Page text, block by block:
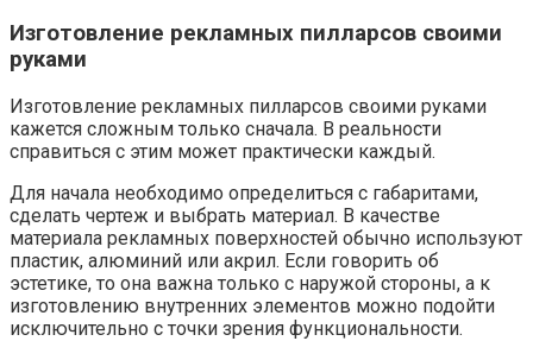
Изготовление рекламных пилларсов своими
руками
Изготовление рекламных пилларсов своими руками
кажется сложным только сначала. В реальности
справиться с этим может практически каждый.
Для начала необходимо определиться с габаритами,
сделать чертеж и выбрать материал. В качестве
материала рекламных поверхностей обычно используют
пластик, алюминий или акрил. Если говорить об
эстетике, то она важна только с наружой стороны, а к
изготовлению внутренних элементов можно подойти
исключительно с точки зрения функциональности.